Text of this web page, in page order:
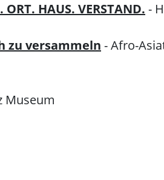
HAUS. VERSTAND. -
zu versammeln - Afro-
Museum